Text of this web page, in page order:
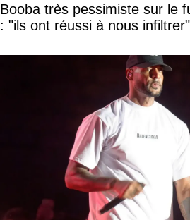
Booba très pessimiste sur le
: "ils ont réussi à nous infiltrer"